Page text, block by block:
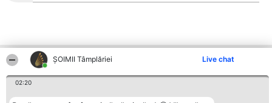
ȘOIMII Tâmplăriei Live chat
02:20
Alte firme din zonă